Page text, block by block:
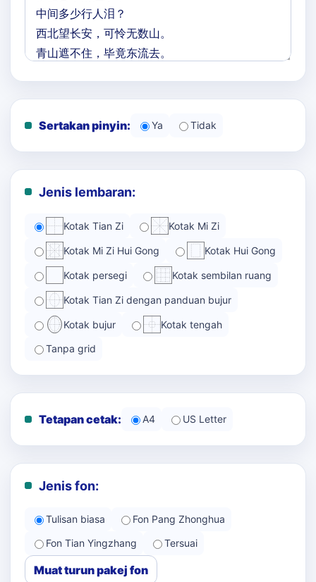
Sertakan pinyin: Ya Tidak
Jenis lembaran:
Kotak Tian Zi Kotak Mi Zi
Kotak Mi Zi Hui Gong Kotak Hui Gong
Kotak persegi Kotak sembilan ruang
Kotak Tian Zi dengan panduan bujur
Kotak bujur Kotak tengah
Tanpa grid
Tetapan cetak: A4 US Letter
Jenis fon:
Tulisan biasa
Fon Pang Zhonghua
Fon Tian Yingzhang
Tersuai
Muat turun pakej fon